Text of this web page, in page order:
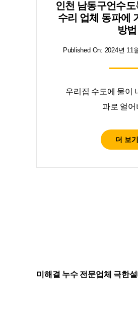
인천 남동구언수
수리 업체 동파에
방법
Published On: 2024년 11
우리집 수도에 물이
파로 얼어
더 보기
미해결 누수 전문업체 극한설